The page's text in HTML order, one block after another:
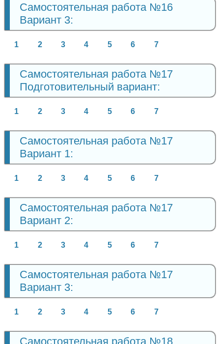
Самостоятельная работа №16
Вариант 3:
1 2 3 4 5 6 7
Самостоятельная работа №17
Подготовительный вариант:
1 2 3 4 5 6 7
Самостоятельная работа №17
Вариант 1:
1 2 3 4 5 6 7
Самостоятельная работа №17
Вариант 2:
1 2 3 4 5 6 7
Самостоятельная работа №17
Вариант 3:
1 2 3 4 5 6 7
Самостоятельная работа №18